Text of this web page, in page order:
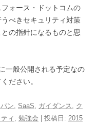
ォース・ドットコムの
べきセキュリティ対策
の指針になるものと思
一般公開される予定なの
ださい。
ン SaaS ガイダンス
ク
ィ 勉強会 | 投稿日: 2015